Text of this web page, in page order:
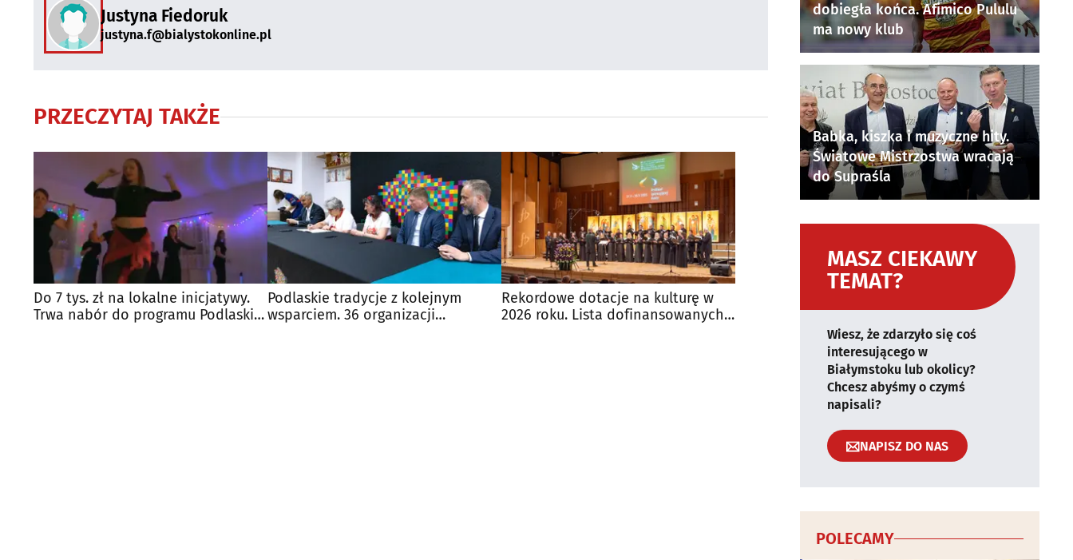
Justyna Fiedoruk
justyna.f@bialystokonline.pl
PRZECZYTAJ TAKŻE
Do 7 tys. zł na lokalne inicjatywy.
Trwa nabór do programu Podlaskie
Podlaskie tradycje z kolejnym
wsparciem. 36 organizacji
Rekordowe dotacje na kulturę w
2026 roku. Lista dofinansowanych
dobiegła końca. Afimico Pululu
ma nowy klub
Babka, kiszka i muzyczne hity.
Światowe Mistrzostwa wracają
do Supraśla
MASZ CIEKAWY
TEMAT?
Wiesz, że zdarzyło się coś
interesującego w
Białymstoku lub okolicy?
Chcesz abyśmy o czymś
napisali?
NAPISZ DO NAS
POLECAMY